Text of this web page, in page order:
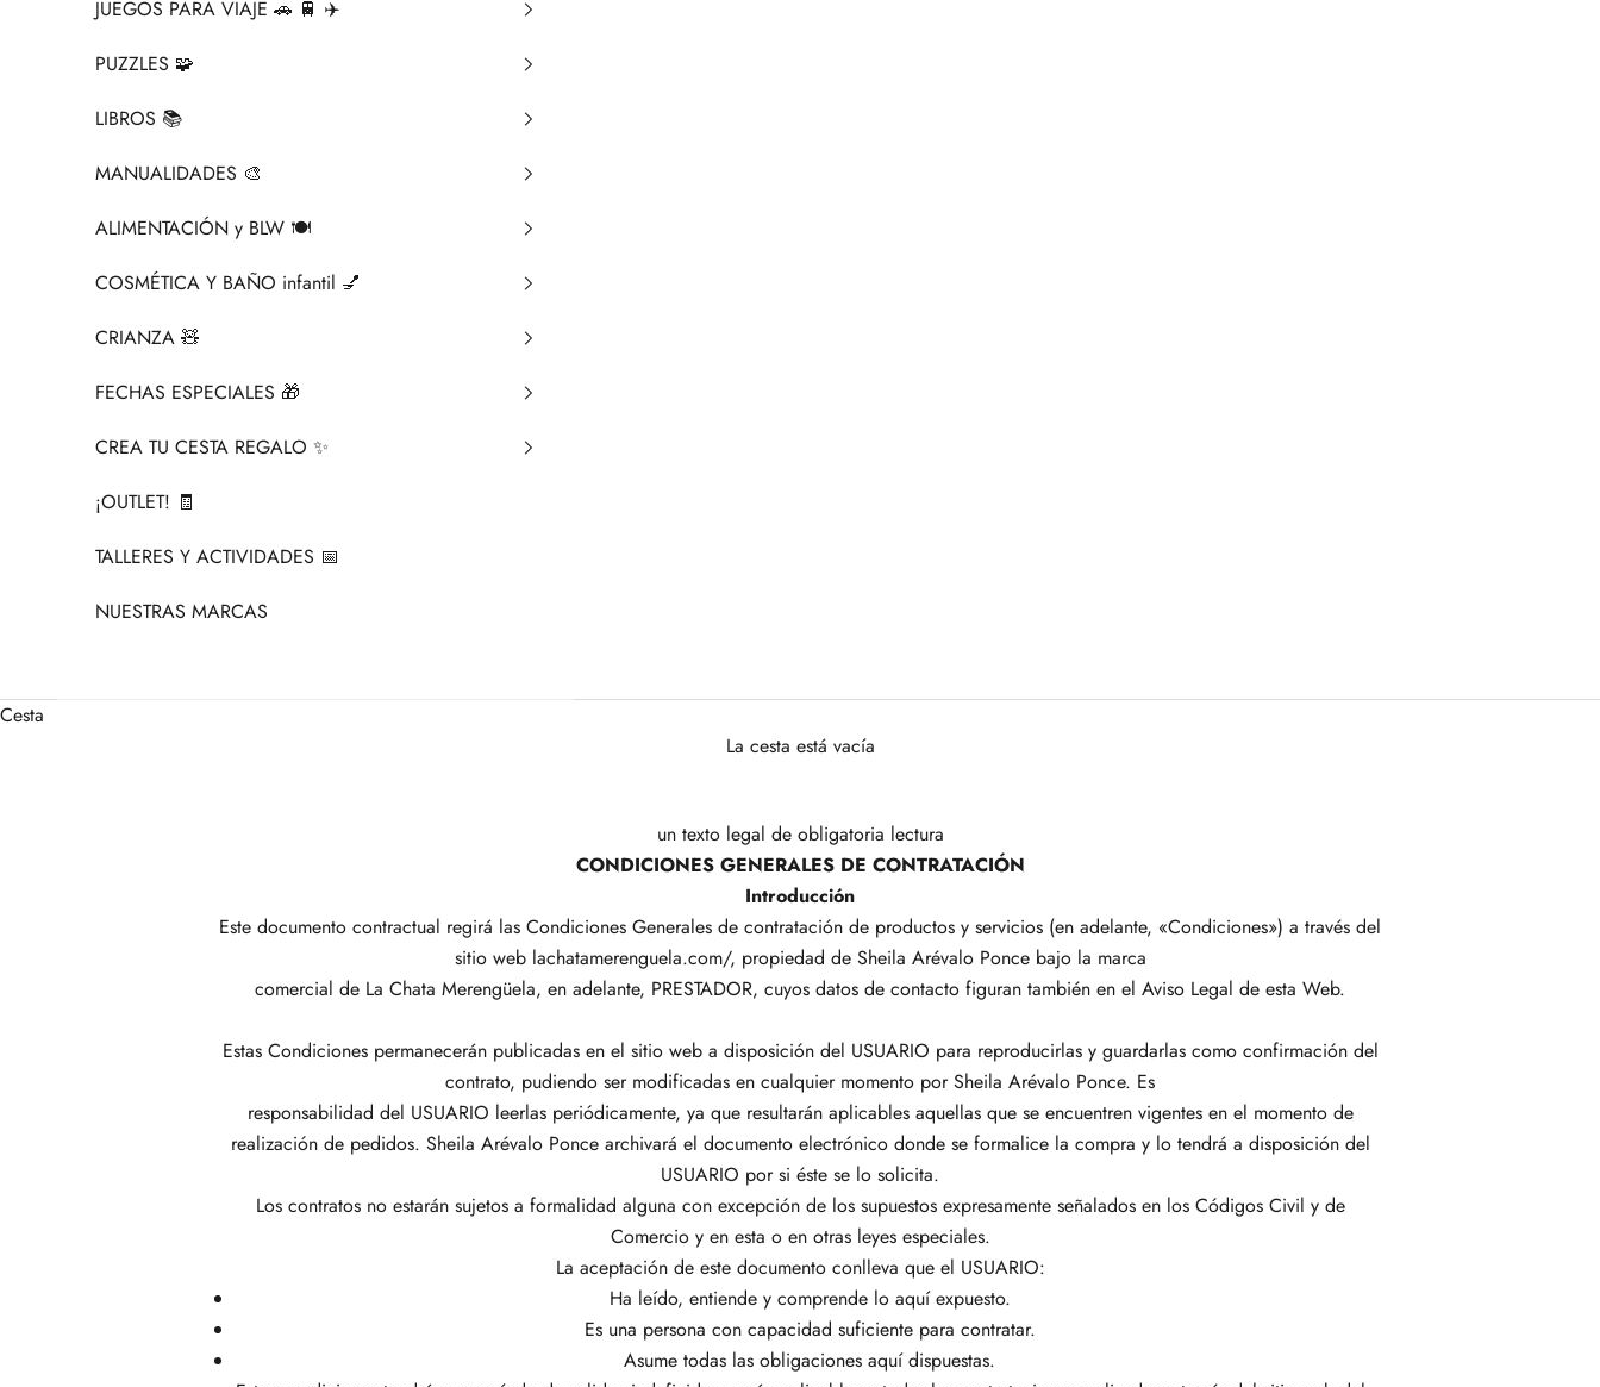
JUEGOS PARA VIAJE 🚗 🚆 ✈️
PUZZLES 🧩
LIBROS 📚​
MANUALIDADES 🎨​
ALIMENTACIÓN y BLW 🍽️
COSMÉTICA Y BAÑO infantil 💅
CRIANZA ​🧸​
FECHAS ESPECIALES 🎁
CREA TU CESTA REGALO ✨
¡OUTLET! 🧾
TALLERES Y ACTIVIDADES 📅
NUESTRAS MARCAS
Cesta
La cesta está vacía
un texto legal de obligatoria lectura
CONDICIONES GENERALES DE CONTRATACIÓN
Introducción
Este documento contractual regirá las Condiciones Generales de contratación de productos y servicios (en adelante, «Condiciones») a través del
sitio web lachatamerenguela.com/, propiedad de Sheila Arévalo Ponce bajo la marca
comercial de La Chata Merengüela, en adelante, PRESTADOR, cuyos datos de contacto figuran también en el Aviso Legal de esta Web.
Estas Condiciones permanecerán publicadas en el sitio web a disposición del USUARIO para reproducirlas y guardarlas como confirmación del
contrato, pudiendo ser modificadas en cualquier momento por Sheila Arévalo Ponce. Es
responsabilidad del USUARIO leerlas periódicamente, ya que resultarán aplicables aquellas que se encuentren vigentes en el momento de
realización de pedidos. Sheila Arévalo Ponce archivará el documento electrónico donde se formalice la compra y lo tendrá a disposición del
USUARIO por si éste se lo solicita.
Los contratos no estarán sujetos a formalidad alguna con excepción de los supuestos expresamente señalados en los Códigos Civil y de
Comercio y en esta o en otras leyes especiales.
La aceptación de este documento conlleva que el USUARIO:
Ha leído, entiende y comprende lo aquí expuesto.
Es una persona con capacidad suficiente para contratar.
Asume todas las obligaciones aquí dispuestas.